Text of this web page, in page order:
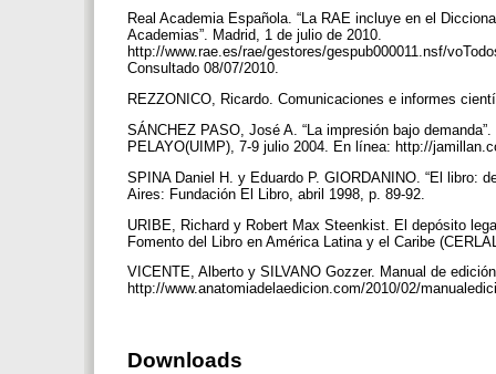
Real Academia Española. “La RAE incluye en el
Academias”. Madrid, 1 de julio de 2010.
http://www.rae.es/rae/gestores/gespub000011.nsf/
Consultado 08/07/2010.
REZZONICO, Ricardo. Comunicaciones e informes
SÁNCHEZ PASO, José A. “La impresión bajo
PELAYO(UIMP), 7-9 julio 2004. En línea: http://
SPINA Daniel H. y Eduardo P. GIORDANINO. “El libro:
Aires: Fundación El Libro, abril 1998, p. 89-92.
URIBE, Richard y Robert Max Steenkist. El depósito
Fomento del Libro en América Latina y el Caribe
VICENTE, Alberto y SILVANO Gozzer. Manual de
http://www.anatomiadelaedicion.com/2010/02/
Downloads